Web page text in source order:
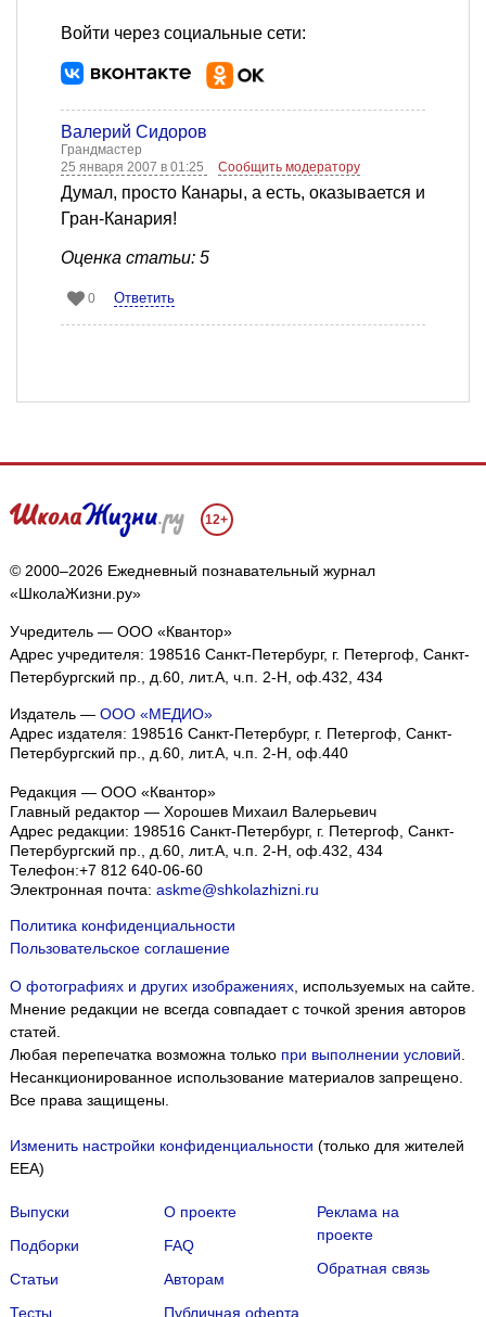
Войти через социальные сети:
Валерий Сидоров
Грандмастер
25 января 2007 в 01:25
Сообщить модератору
Думал, просто Канары, а есть, оказывается и
Гран-Канария!
Оценка статьи: 5
0 Ответить
12+
© 2000–2026 Ежедневный познавательный журнал
«ШколаЖизни.ру»
Учредитель — ООО «Квантор»
Адрес учредителя: 198516 Санкт-Петербург, г. Петергоф, Санкт-
Петербургский пр., д.60, лит.А, ч.п. 2-Н, оф.432, 434
Издатель — ООО «МЕДИО»
Адрес издателя: 198516 Санкт-Петербург, г. Петергоф, Санкт-
Петербургский пр., д.60, лит.А, ч.п. 2-Н, оф.440
Редакция — ООО «Квантор»
Главный редактор — Хорошев Михаил Валерьевич
Адрес редакции: 198516 Санкт-Петербург, г. Петергоф, Санкт-
Петербургский пр., д.60, лит.А, ч.п. 2-Н, оф.432, 434
Телефон:+7 812 640-06-60
Электронная почта: askme@shkolazhizni.ru
Политика конфиденциальности
Пользовательское соглашение
О фотографиях и других изображениях, используемых на сайте.
Мнение редакции не всегда совпадает с точкой зрения авторов
статей.
Любая перепечатка возможна только при выполнении условий.
Несанкционированное использование материалов запрещено.
Все права защищены.
Изменить настройки конфиденциальности (только для жителей
EEA)
Выпуски
Подборки
Статьи
Тесты
О проекте
FAQ
Авторам
Публичная оферта
Реклама на
проекте
Обратная связь